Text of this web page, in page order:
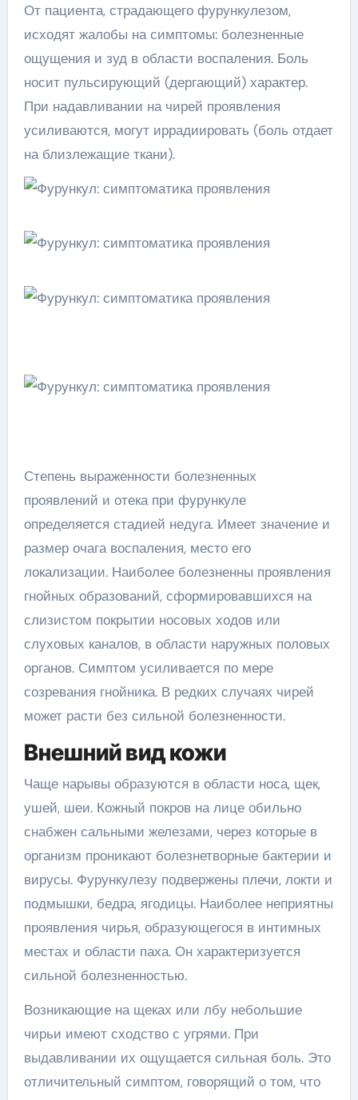
От пациента, страдающего фурункулезом,
исходят жалобы на симптомы: болезненные
ощущения и зуд в области воспаления. Боль
носит пульсирующий (дергающий) характер.
При надавливании на чирей проявления
усиливаются, могут иррадиировать (боль отдает
на близлежащие ткани).
Степень выраженности болезненных
проявлений и отека при фурункуле
определяется стадией недуга. Имеет значение и
размер очага воспаления, место его
локализации. Наиболее болезненны проявления
гнойных образований, сформировавшихся на
слизистом покрытии носовых ходов или
слуховых каналов, в области наружных половых
органов. Симптом усиливается по мере
созревания гнойника. В редких случаях чирей
может расти без сильной болезненности.
Внешний вид кожи
Чаще нарывы образуются в области носа, щек,
ушей, шеи. Кожный покров на лице обильно
снабжен сальными железами, через которые в
организм проникают болезнетворные бактерии и
вирусы. Фурункулезу подвержены плечи, локти и
подмышки, бедра, ягодицы. Наиболее неприятны
проявления чирья, образующегося в интимных
местах и области паха. Он характеризуется
сильной болезненностью.
Возникающие на щеках или лбу небольшие
чирьи имеют сходство с угрями. При
выдавливании их ощущается сильная боль. Это
отличительный симптом, говорящий о том, что